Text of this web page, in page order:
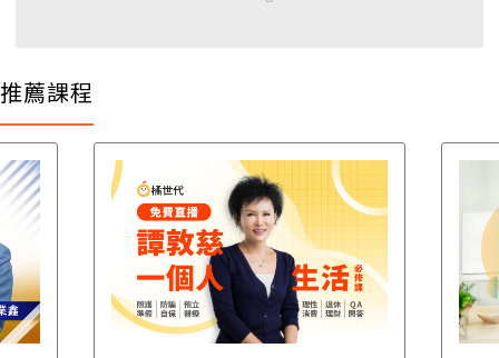
推薦課程